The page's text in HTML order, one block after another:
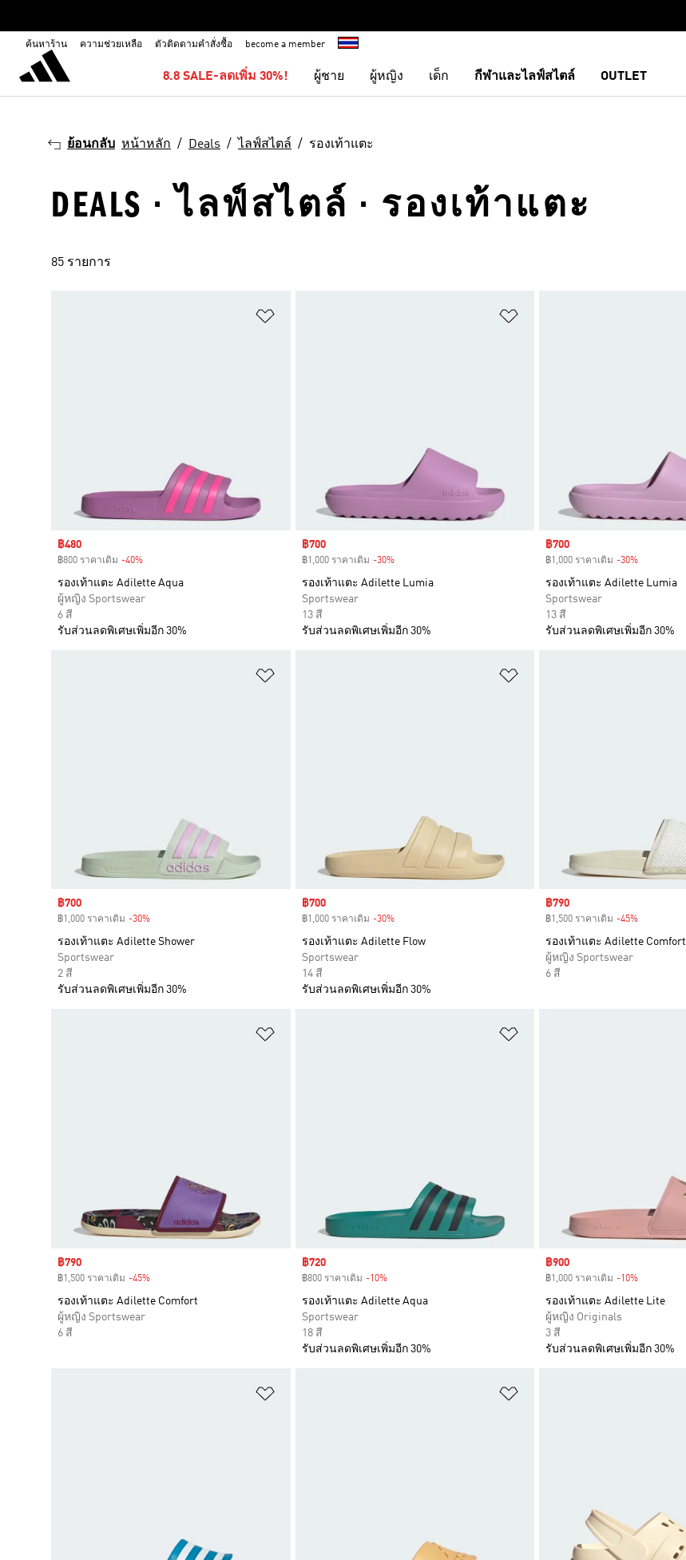
ค้นหาร้าน ความช่วยเหลือ ตัวติดตามคำสั่งซื้อ become a member
8.8 SALE-ลดเพิ่ม 30%! ผู้ชาย ผู้หญิง เด็ก กีฬาและไลฟ์สไตล์ OUTLET
ย้อนกลับ หน้าหลัก Deals ไลฟ์สไตล์ รองเท้าแตะ
DEALS · ไลฟ์สไตล์ · รองเท้าแตะ
85 รายการ
Sale price
฿480
฿800 ราคาเดิม -40%
รองเท้าแตะ Adilette Aqua
ผู้หญิง Sportswear
6 สี
รับส่วนลดพิเศษเพิ่มอีก 30%
Sale price
฿700
฿1,000 ราคาเดิม -30%Discount
รองเท้าแตะ Adilette Lumia
Sportswear
13 สี
รับส่วนลดพิเศษเพิ่มอีก 30%
Sale price
฿700
฿1,000 ราคาเดิม -30%
รองเท้าแตะ Adilette Lumia
Sportswear
13 สี
รับส่วนลดพิเศษเพิ่มอีก 30%
Sale price
฿700
฿1,000 ราคาเดิม -30%
รองเท้าแตะ Adilette Shower
Sportswear
2 สี
รับส่วนลดพิเศษเพิ่มอีก 30%
Sale price
฿700
฿1,000 ราคาเดิม -30%Discount
รองเท้าแตะ Adilette Flow
Sportswear
14 สี
รับส่วนลดพิเศษเพิ่มอีก 30%
Sale price
฿790
฿1,500 ราคาเดิม -45%
รองเท้าแตะ Adilette Comfort
ผู้หญิง Sportswear
6 สี
Sale price
฿790
฿1,500 ราคาเดิม -45%
รองเท้าแตะ Adilette Comfort
ผู้หญิง Sportswear
6 สี
Sale price
฿720
฿800 ราคาเดิม -10%Discount
รองเท้าแตะ Adilette Aqua
Sportswear
18 สี
รับส่วนลดพิเศษเพิ่มอีก 30%
Sale price
฿900
฿1,000 ราคาเดิม -10%
รองเท้าแตะ Adilette Lite
ผู้หญิง Originals
3 สี
รับส่วนลดพิเศษเพิ่มอีก 30%